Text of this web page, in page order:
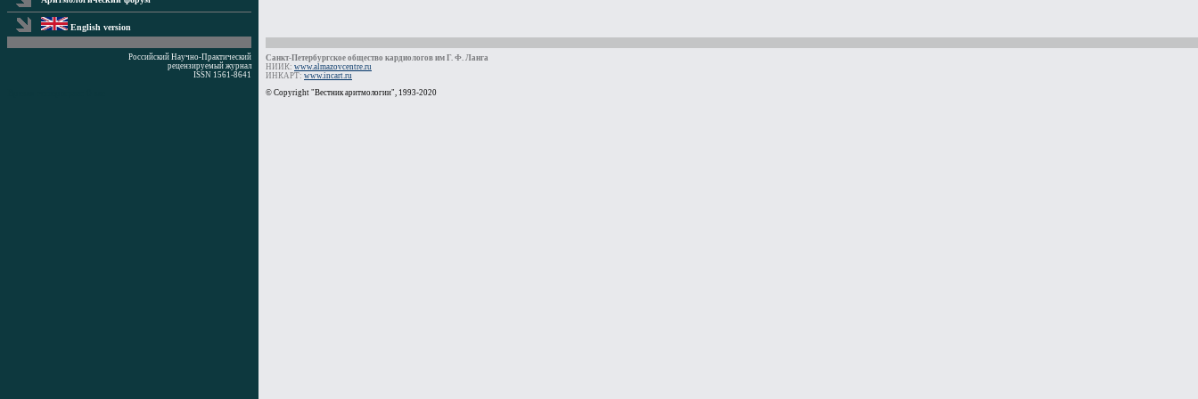
English version
Российский Научно-Практический
рецензируемый журнал
ISSN 1561-8641
Санкт-Петербургское общество кардиологов им Г. Ф. Ланга
НИИК: www.almazovcentre.ru
ИНКАРТ: www.incart.ru
© Copyright "Вестник аритмологии", 1993-2020